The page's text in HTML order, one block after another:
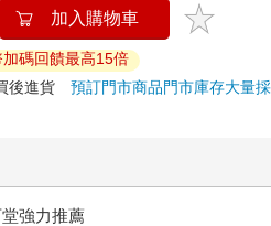
加入購物車
碼回饋最高15倍
後進貨預訂門市商品門市庫存大量
強力推薦